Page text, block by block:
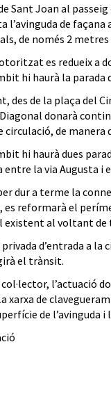
Sant Joan al
l’avinguda de
de només 2
es redueix a
hi haurà la parada
des de la plaça del
donarà
circulació, de
hi haurà dues
la via Augusta i
dur a terme la
es reformarà el
existent al voltant de
d’entrada a
el trànsit.
col·lector, l’actuació
xarxa de
de l’avinguda